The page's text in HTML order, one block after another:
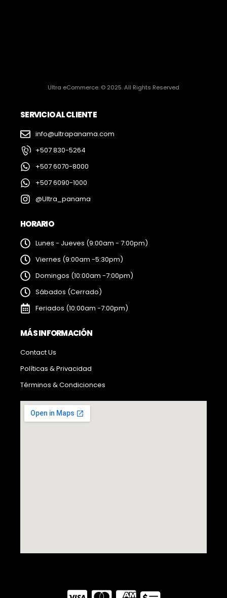
Ultra eCommerce. © 2025. All Rights Reserved
SERVICIO AL CLIENTE
info@ultrapanama.com
+507 830-5264
+507 6070-8000
+507 6090-1000
@Ultra_panama
HORARIO
Lunes - Jueves (9:00am - 7:00pm)
Viernes (9:00am -5:30pm)
Domingos (10:00am -7:00pm)
Sábados (Cerrado)
Feriados (10:00am -7:00pm)
MÁS INFORMACIÓN
Contact Us
Políticas & Privacidad
Términos & Condicionces